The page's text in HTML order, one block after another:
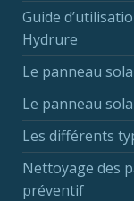
Guide
Hydrure
Le panneau
Le panneau
Les différents
Nettoyage des
préventif